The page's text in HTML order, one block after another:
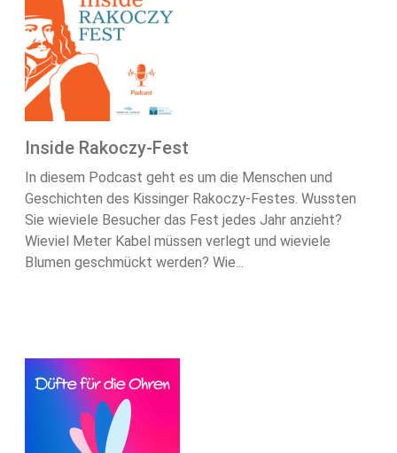
Inside Rakoczy-Fest
In diesem Podcast geht es um die Menschen und
Geschichten des Kissinger Rakoczy-Festes. Wussten
Sie wieviele Besucher das Fest jedes Jahr anzieht?
Wieviel Meter Kabel müssen verlegt und wieviele
Blumen geschmückt werden? Wie...